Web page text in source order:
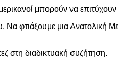
μπορούν να
φτιάξουμε μια Ανατολική
στη διαδικτυακή συζήτηση.